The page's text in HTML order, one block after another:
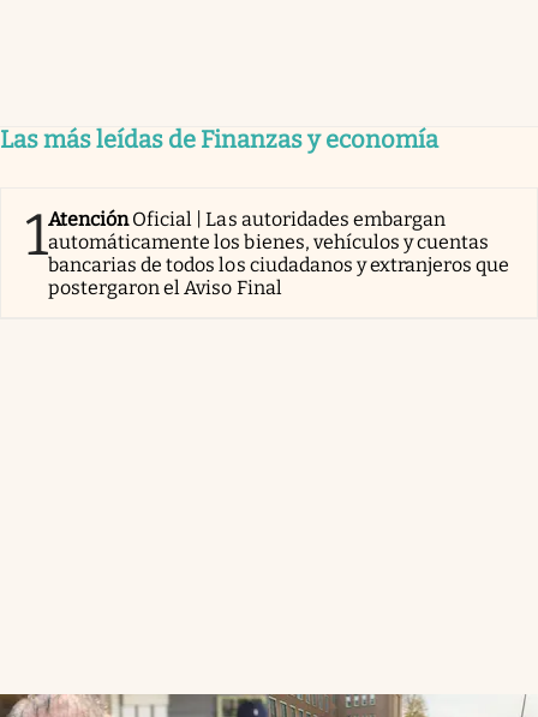
Las más leídas de Finanzas y economía
1AtenciónOficial | Las autoridades embargan
automáticamente los bienes, vehículos y cuentas
bancarias de todos los ciudadanos y extranjeros que
postergaron el Aviso Final